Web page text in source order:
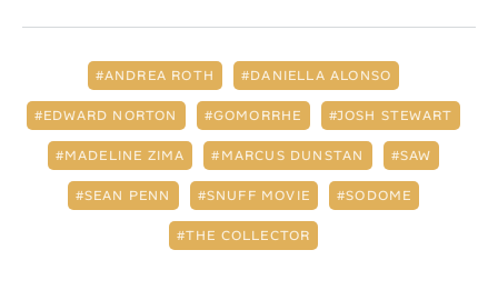
ANDREA ROTH DANIELLA ALONSO
EDWARD NORTON GOMORRHE JOSH STEWART
MADELINE ZIMA MARCUS DUNSTAN SAW
SEAN PENN SNUFF MOVIE SODOME
THE COLLECTOR